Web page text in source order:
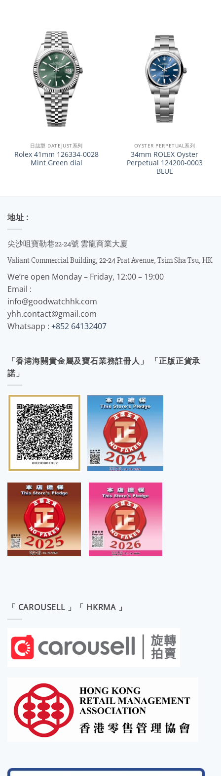
日誌型 DATEJUST系列
Rolex 41mm 126334-0028
Mint Green dial
OYSTER PERPETUAL系列
34mm ROLEX Oyster
Perpetual 124200-0003
BLUE
地址 :
尖沙咀寶勒巷22-24號 雲龍商業大廈
Valiant Commercial Building, 22-24 Prat Avenue, Tsim Sha Tsu, HK
We’re open Monday – Friday, 12:00 – 19:00
Email :
info@goodwatchhk.com
yhh.contact@gmail.com
Whatsapp : +852 64132407
「香港海關貴金屬及寶石業務註冊人」 「正版正貨承
諾」
「 CAROUSELL 」「 HKRMA 」